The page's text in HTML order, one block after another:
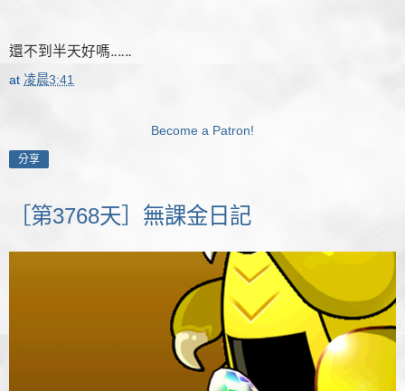
還不到半天好嗎‥‥‥
at 凌晨3:41
Become a Patron!
分享
［第3768天］無課金日記